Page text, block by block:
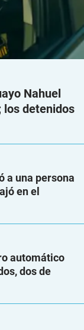
Nahuel
los detenidos
a una persona
en el
automático
dos de